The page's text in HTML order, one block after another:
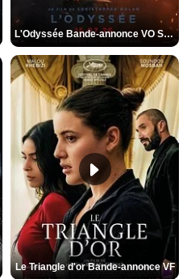
L'Odyssée Bande-annonce VO STFR
Le Triangle d'or Bande-annonce VF